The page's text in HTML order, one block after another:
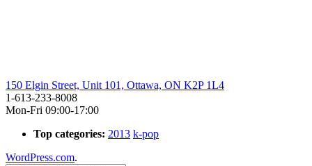
150 Elgin Street, Unit 101, Ottawa, ON K2P 1L4
1-613-233-8008
Mon-Fri 09:00-17:00
Top categories: 2013 k-pop
WordPress.com.